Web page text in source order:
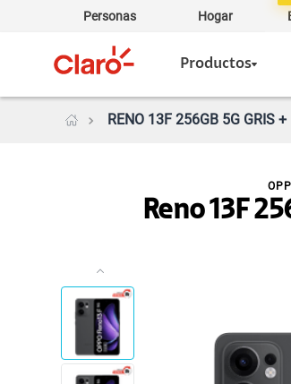
Personas Hogar
Productos
RENO 13F 256GB 5G GRIS
Reno 13F